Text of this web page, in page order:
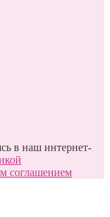
в наш интернет-
соглашением